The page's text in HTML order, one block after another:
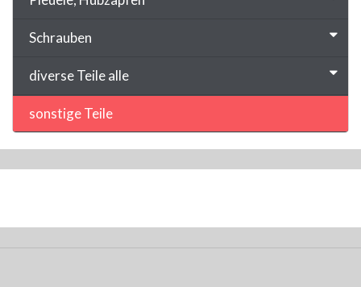
Schrauben
diverse Teile alle
sonstige Teile